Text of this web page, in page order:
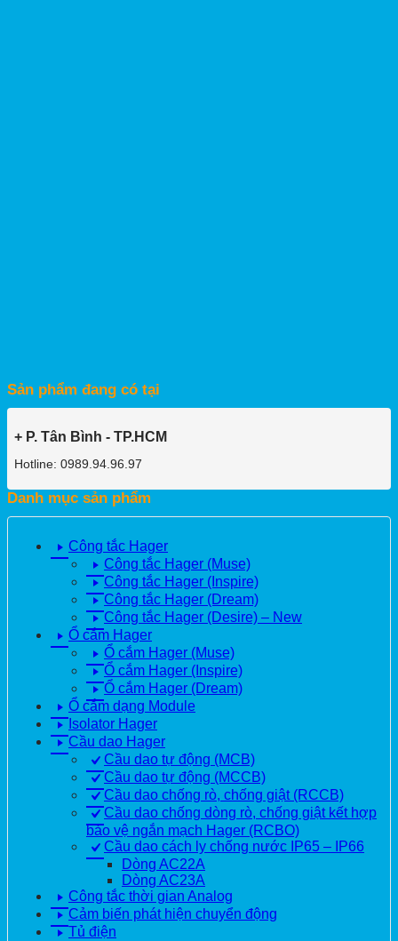
Sản phẩm đang có tại
+ P. Tân Bình - TP.HCM
Hotline: 0989.94.96.97
Danh mục sản phẩm
Công tắc Hager
Công tắc Hager (Muse)
Công tắc Hager (Inspire)
Công tắc Hager (Dream)
Công tắc Hager (Desire) – New
Ổ cắm Hager
Ổ cắm Hager (Muse)
Ổ cắm Hager (Inspire)
Ổ cắm Hager (Dream)
Ổ cắm dạng Module
Isolator Hager
Cầu dao Hager
Cầu dao tự động (MCB)
Cầu dao tự động (MCCB)
Cầu dao chống rò, chống giật (RCCB)
Cầu dao chống dòng rò, chống giật kết hợp
bảo vệ ngắn mạch Hager (RCBO)
Cầu dao cách ly chống nước IP65 – IP66
Dòng AC22A
Dòng AC23A
Công tắc thời gian Analog
Cảm biến phát hiện chuyển động
Tủ điện